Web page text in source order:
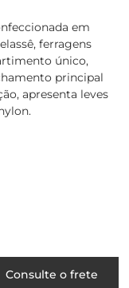
em
ferragens
único,
principal
apresenta leves
Consulte o frete